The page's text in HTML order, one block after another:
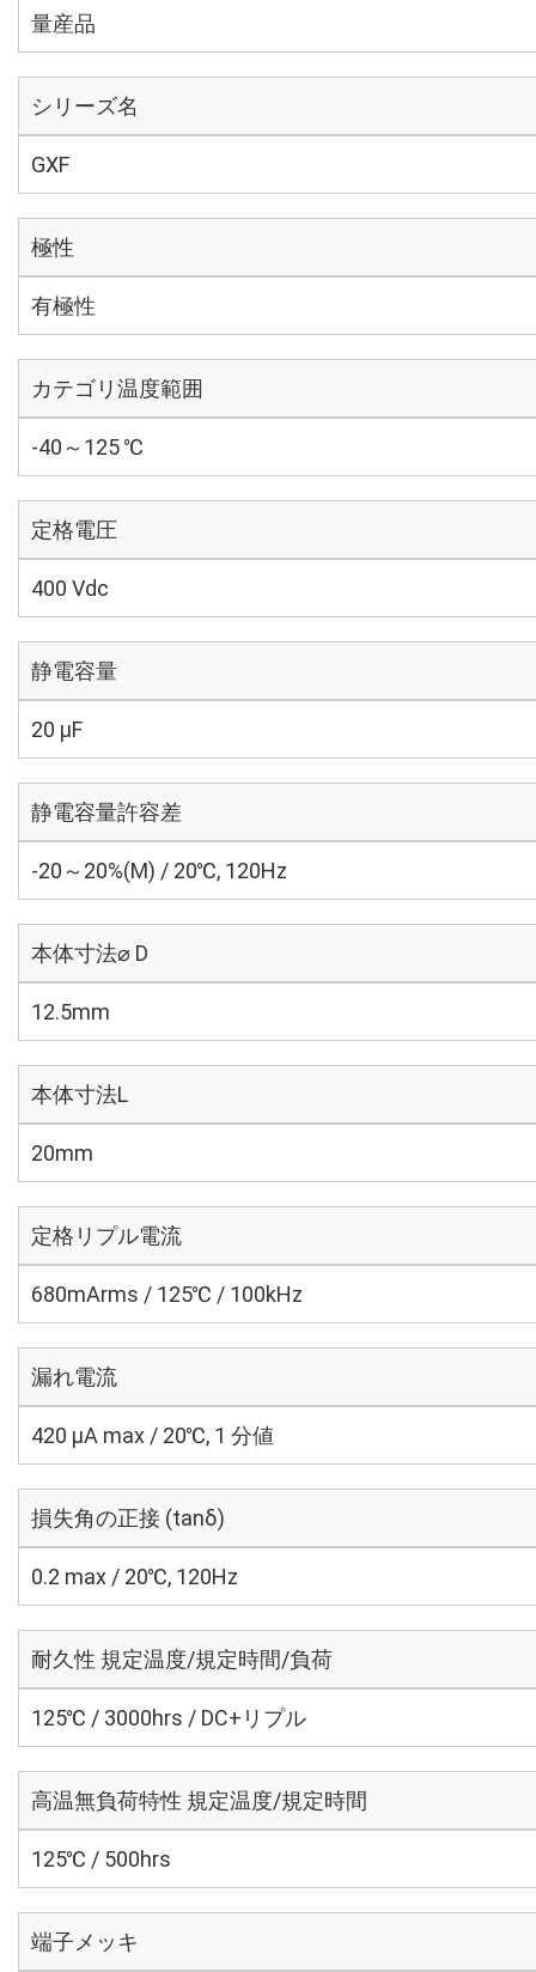
量産品
シリーズ名
GXF
極性
有極性
カテゴリ温度範囲
-40～125 ℃
定格電圧
400 Vdc
静電容量
20 µF
静電容量許容差
-20～20%(M) / 20℃, 120Hz
本体寸法⌀ D
12.5mm
本体寸法L
20mm
定格リプル電流
680mArms / 125℃ / 100kHz
漏れ電流
420 μA max / 20℃, 1 分値
損失角の正接 (tanδ)
0.2 max / 20℃, 120Hz
耐久性 規定温度/規定時間/負荷
125℃ / 3000hrs / DC+リプル
高温無負荷特性 規定温度/規定時間
125℃ / 500hrs
端子メッキ